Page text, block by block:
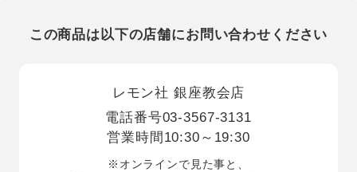
この商品は以下の店舗にお問い合わせください
レモン社 銀座教会店
電話番号03-3567-3131
営業時間 10:30～19:30
※オンラインで見た事と、